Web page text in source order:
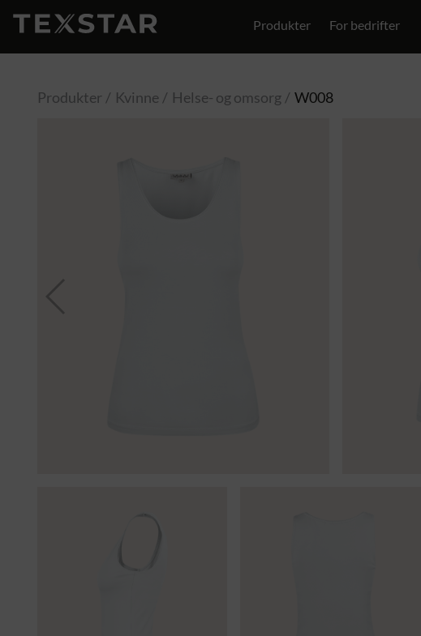
Produkter For bedrifter
Produkter Kvinne Helse- og omsorg W008